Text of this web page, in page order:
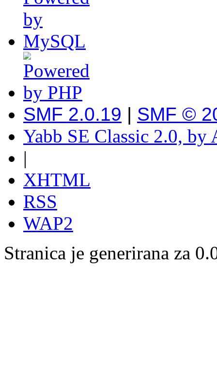
SMF 2.0.19 | SMF ©
Yabb SE Classic 2.0, by
|
XHTML
RSS
WAP2
Stranica je generirana za